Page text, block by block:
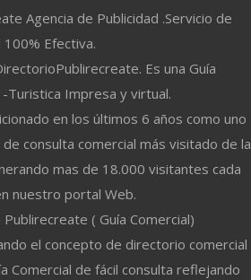
Agencia de Publicidad .Servicio de
100% Efectiva.
Es una Guía
-Turistica Impresa y virtual.
en los últimos 6 años como uno
consulta comercial más visitado de la
mas de 18.000 visitantes cada
nuestro portal Web.
( Guía Comercial)
el concepto de directorio comercial
Comercial de fácil consulta reflejando